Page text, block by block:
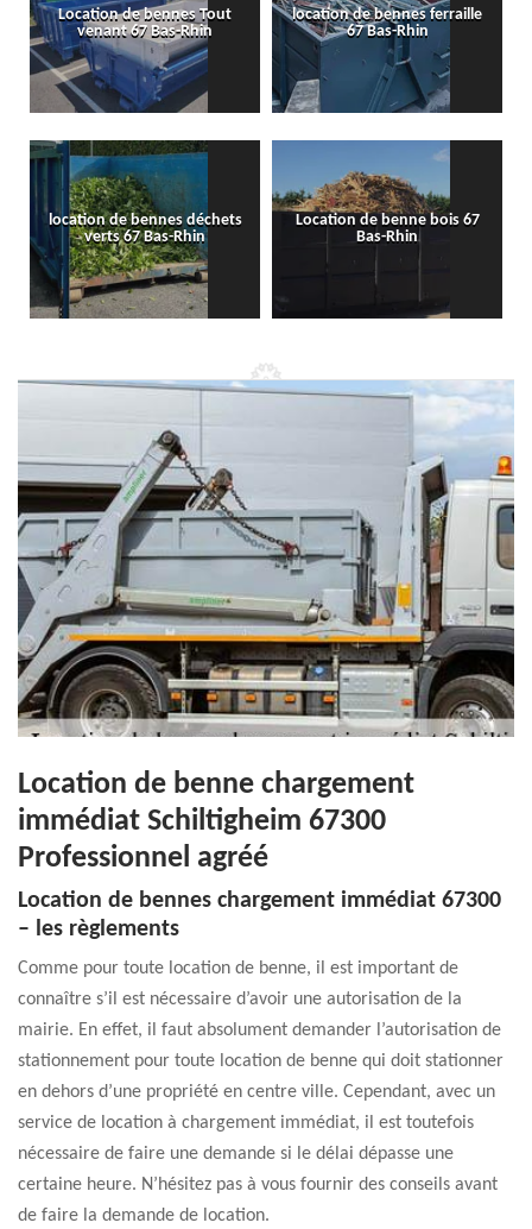
Location de bennes Tout
venant 67 Bas-Rhin
location de bennes ferraille
67 Bas-Rhin
location de bennes déchets
verts 67 Bas-Rhin
Location de benne bois 67
Bas-Rhin
Location de benne chargement
immédiat Schiltigheim 67300
Professionnel agréé
Location de bennes chargement immédiat 67300
– les règlements
Comme pour toute location de benne, il est important de
connaître s’il est nécessaire d’avoir une autorisation de la
mairie. En effet, il faut absolument demander l’autorisation de
stationnement pour toute location de benne qui doit stationner
en dehors d’une propriété en centre ville. Cependant, avec un
service de location à chargement immédiat, il est toutefois
nécessaire de faire une demande si le délai dépasse une
certaine heure. N’hésitez pas à vous fournir des conseils avant
de faire la demande de location.